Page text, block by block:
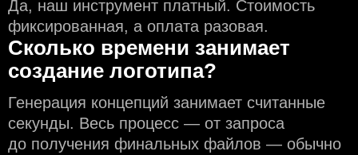
Да, наш инструмент платный. Стоимость
фиксированная, а оплата разовая.
Сколько времени занимает
создание логотипа?
Генерация концепций занимает считанные
секунды. Весь процесс — от запроса
до получения финальных файлов — обычно